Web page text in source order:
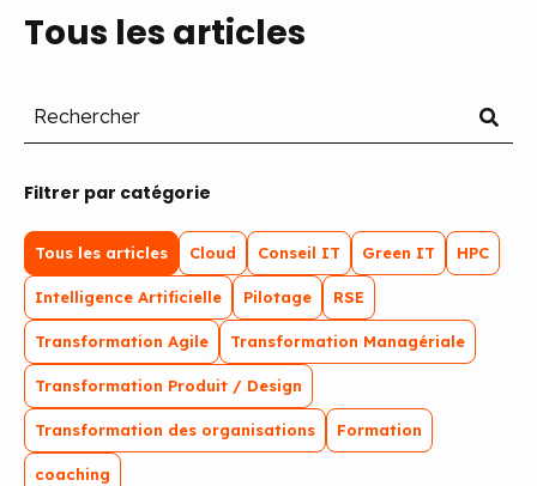
Tous les articles
Filtrer par catégorie
Tous les articles Cloud Conseil IT Green IT HPC
Intelligence Artificielle Pilotage RSE
Transformation Agile Transformation Managériale
Transformation Produit / Design
Transformation des organisations Formation
coaching